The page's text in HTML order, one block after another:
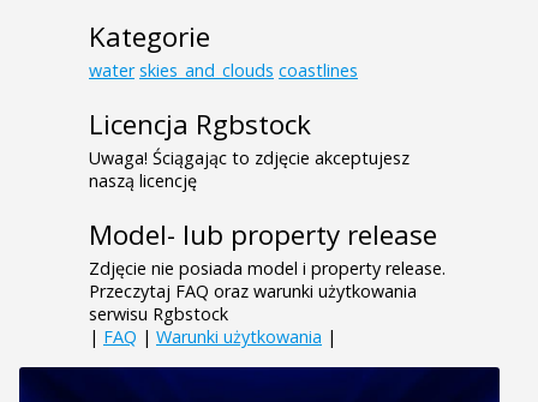
Kategorie
water skies_and_clouds coastlines
Licencja Rgbstock
Uwaga! Ściągając to zdjęcie akceptujesz
naszą licencję
Model- lub property release
Zdjęcie nie posiada model i property release.
Przeczytaj FAQ oraz warunki użytkowania
serwisu Rgbstock
| FAQ | Warunki użytkowania |